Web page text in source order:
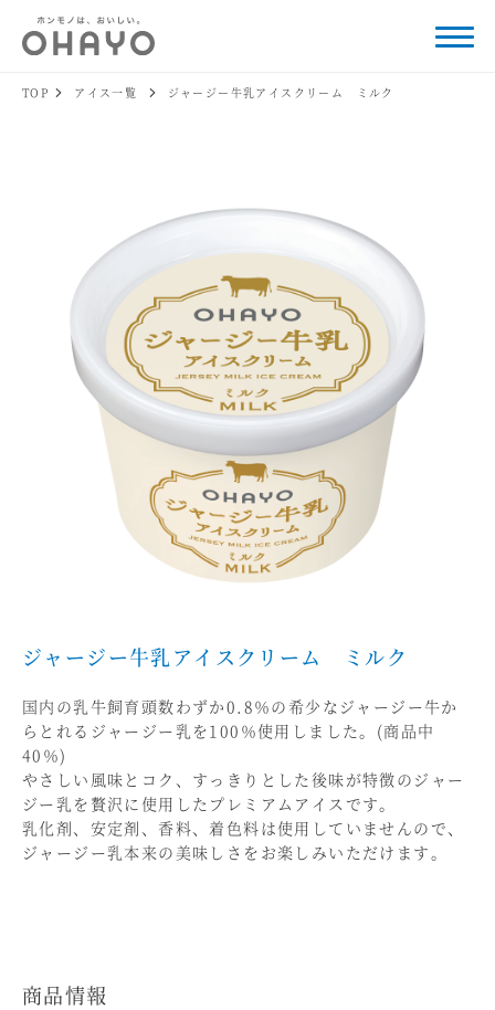
TOP アイス一覧 ジャージー牛乳アイスクリーム ミルク
ジャージー牛乳アイスクリーム ミルク
国内の乳牛飼育頭数わずか0.8％の希少なジャージー牛か
らとれるジャージー乳を100％使用しました。(商品中
40％)
やさしい風味とコク、すっきりとした後味が特徴のジャー
ジー乳を贅沢に使用したプレミアムアイスです。
乳化剤、安定剤、香料、着色料は使用していませんので、
ジャージー乳本来の美味しさをお楽しみいただけます。
商品情報